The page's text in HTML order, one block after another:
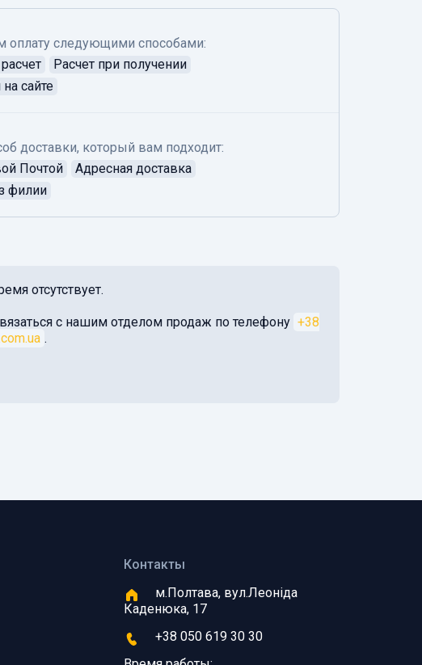
следующими способами:
Расчет при получении
сайте
доставки, который вам подходит:
Почтой
Адресная доставка
филии
отсутствует.
с нашим отделом продаж по телефону +38
.
Контакты
м.Полтава, вул.Леоніда
Каденюка, 17
+38 050 619 30 30